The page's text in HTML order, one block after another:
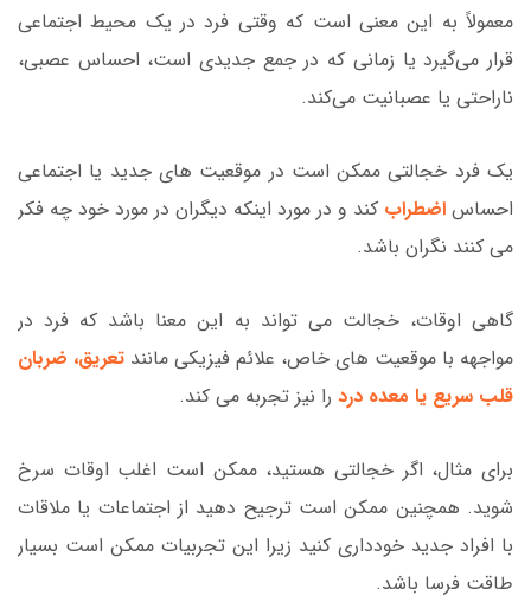
معمولاً به این معنی است که وقتی فرد در یک محیط اجتماعی
قرار می‌گیرد یا زمانی که در جمع جدیدی است، احساس عصبی،
ناراحتی یا عصبانیت می‌کند.
یک فرد خجالتی ممکن است در موقعیت های جدید یا اجتماعی
احساس اضطراب کند و در مورد اینکه دیگران در مورد خود چه فکر
می کنند نگران باشد.
گاهی اوقات، خجالت می تواند به این معنا باشد که فرد در
مواجهه با موقعیت های خاص، علائم فیزیکی مانند تعریق، ضربان
قلب سریع یا معده درد را نیز تجربه می کند.
برای مثال، اگر خجالتی هستید، ممکن است اغلب اوقات سرخ
شوید. همچنین ممکن است ترجیح دهید از اجتماعات یا ملاقات
با افراد جدید خودداری کنید زیرا این تجربیات ممکن است بسیار
طاقت فرسا باشد.